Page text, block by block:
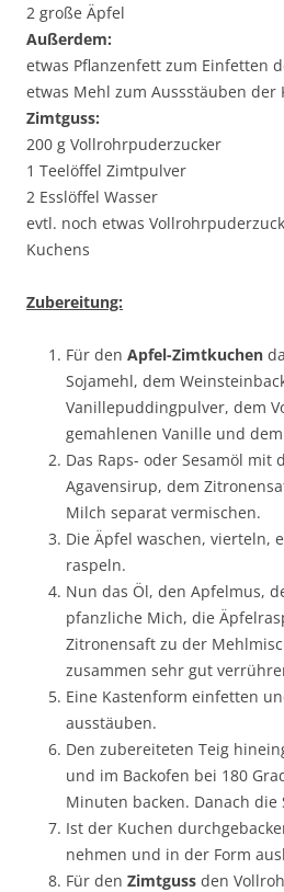
2 große Äpfel
Außerdem:
etwas Pflanzenfett zum Einfetten
etwas Mehl zum Aussstäuben der
Zimtguss:
200 g Vollrohrpuderzucker
1 Teelöffel Zimtpulver
2 Esslöffel Wasser
evtl. noch etwas
Kuchens
Zubereitung:
Für den Apfel-Zimtkuchen
Sojamehl, dem
Vanillepuddingpulver, dem
gemahlenen Vanille und
Das Raps- oder Sesamöl mit
Agavensirup, dem
Milch separat vermischen.
Die Äpfel waschen, vierteln,
raspeln.
Nun das Öl, den Apfelmus,
pfanzliche Mich, die
Zitronensaft zu der
zusammen sehr gut
Eine Kastenform einfetten
ausstäuben.
Den zubereiteten Teig
und im Backofen bei 180
Minuten backen. Danach
Ist der Kuchen
nehmen und in der Form
Für den Zimtguss den